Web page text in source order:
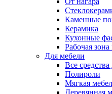
Каменные
Керамика
Кухонные
Рабочая
Для мебели
Все
Полироли
Мягкая
Деревянная